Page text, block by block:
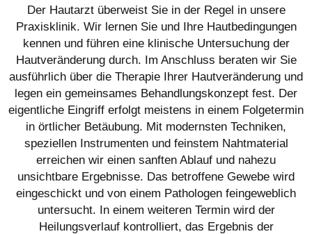
Der Hautarzt überweist Sie in der Regel in unsere
Praxisklinik. Wir lernen Sie und Ihre Hautbedingungen
kennen und führen eine klinische Untersuchung der
Hautveränderung durch. Im Anschluss beraten wir Sie
ausführlich über die Therapie Ihrer Hautveränderung und
legen ein gemeinsames Behandlungskonzept fest. Der
eigentliche Eingriff erfolgt meistens in einem Folgetermin
in örtlicher Betäubung. Mit modernsten Techniken,
speziellen Instrumenten und feinstem Nahtmaterial
erreichen wir einen sanften Ablauf und nahezu
unsichtbare Ergebnisse. Das betroffene Gewebe wird
eingeschickt und von einem Pathologen feingeweblich
untersucht. In einem weiteren Termin wird der
Heilungsverlauf kontrolliert, das Ergebnis der